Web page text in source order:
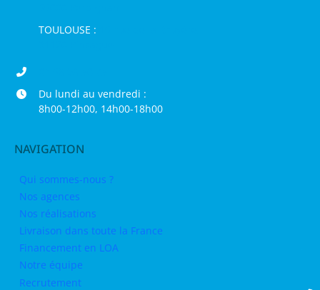
TOULOUSE :
Du lundi au vendredi :
8h00-12h00, 14h00-18h00
NAVIGATION
Qui sommes-nous ?
Nos agences
Nos réalisations
Livraison dans toute la France
Financement en LOA
Notre équipe
Recrutement